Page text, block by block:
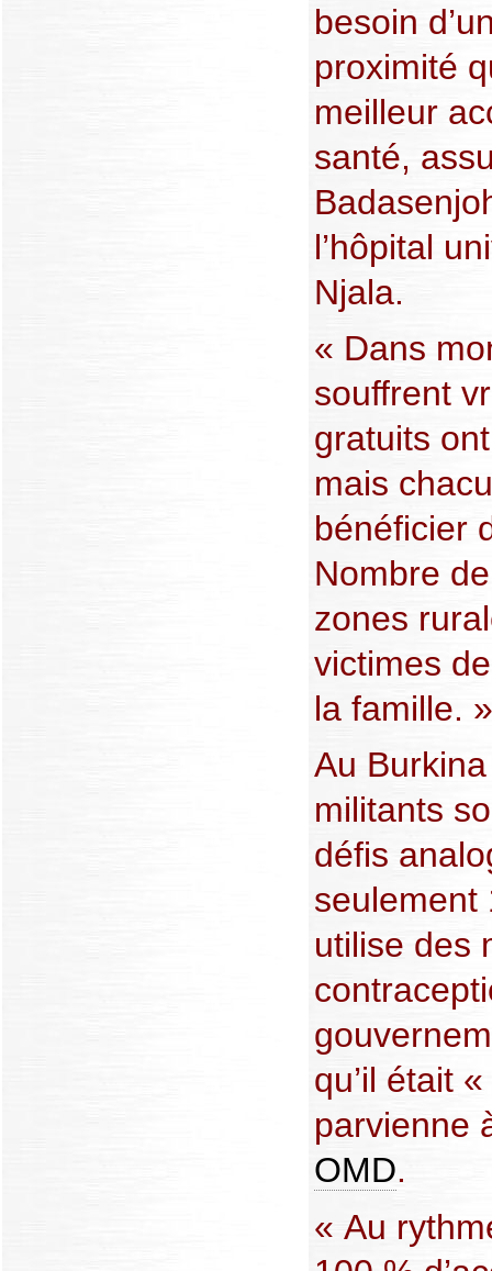
besoin
proximité
meilleur
santé,
l’hôpital
Njala.
« Dans
souffrent
gratuits
mais
bénéficier
Nombre
zones
victimes
la famille. »
Au
militants
défis
seulement
utilise des
qu’il était
parvienne
OMD.
« Au